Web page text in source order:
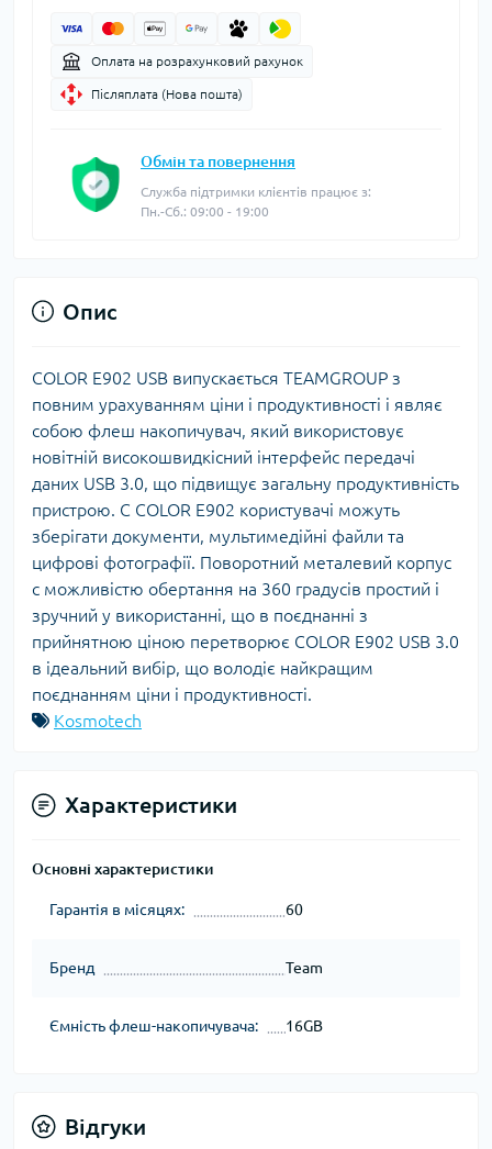
Оплата на розрахунковий рахунок
Післяплата (Нова пошта)
Обмін та повернення
Служба підтримки клієнтів працює з:
Пн.-Сб.: 09:00 - 19:00
Опис
COLOR E902 USB випускається TEAMGROUP з
повним урахуванням ціни і продуктивності і являє
собою флеш накопичувач, який використовує
новітній високошвидкісний інтерфейс передачі
даних USB 3.0, що підвищує загальну продуктивність
пристрою. C COLOR E902 користувачі можуть
зберігати документи, мультимедійні файли та
цифрові фотографії. Поворотний металевий корпус
c можливістю обертання на 360 градусів простий і
зручний у використанні, що в поєднанні з
прийнятною ціною перетворює COLOR E902 USB 3.0
в ідеальний вибір, що володіє найкращим
поєднанням ціни і продуктивності.
Kosmotech
Характеристики
Основні характеристики
Гарантія в місяцях: 60
Бренд Team
Ємність флеш-накопичувача: 16GB
Відгуки